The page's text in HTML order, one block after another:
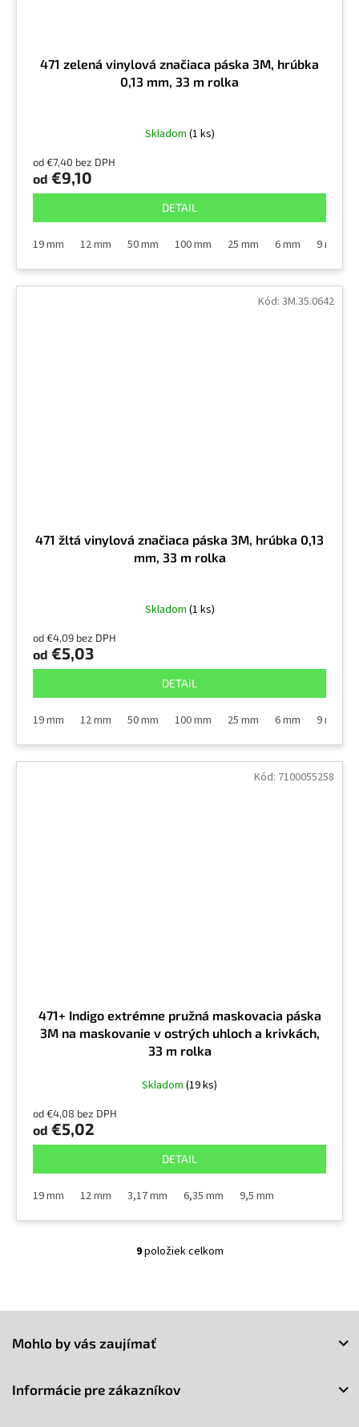
471 zelená vinylová značiaca páska 3M, hrúbka
0,13 mm, 33 m rolka
Skladom (1 ks)
od €7,40 bez DPH
od €9,10
DETAIL
19 mm 12 mm 50 mm 100 mm 25 mm 6 mm 9 mm
471 žltá vinylová značiaca páska 3M, hrúbka 0,13
mm, 33 m rolka
Skladom (1 ks)
od €4,09 bez DPH
od €5,03
DETAIL
19 mm 12 mm 50 mm 100 mm 25 mm 6 mm 9 mm
Kód: 3M.35.0642
471+ Indigo extrémne pružná maskovacia páska
3M na maskovanie v ostrých uhloch a krivkách,
33 m rolka
Skladom (19 ks)
od €4,08 bez DPH
od €5,02
DETAIL
19 mm 12 mm 3,17 mm 6,35 mm 9,5 mm
Kód: 7100055258
O
p
9položiek celkom
Mohlo by vás zaujímať
Informácie pre zákazníkov